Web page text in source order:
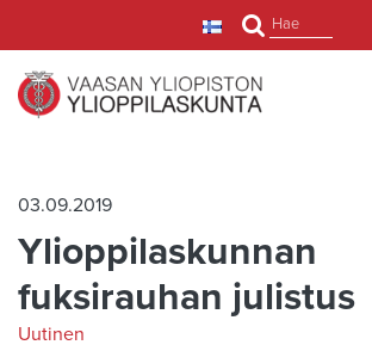
Hae
03.09.2019
Ylioppilaskunnan
fuksirauhan julistus
Uutinen